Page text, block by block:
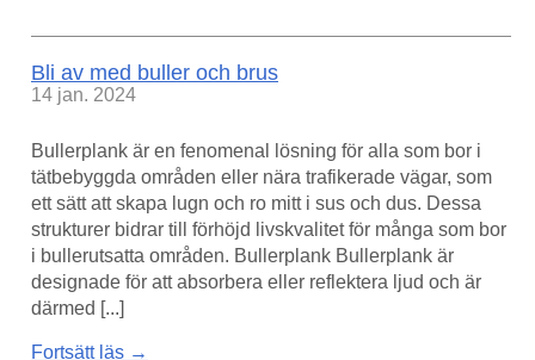
Bli av med buller och brus
14 jan. 2024
Bullerplank är en fenomenal lösning för alla som bor i
tätbebyggda områden eller nära trafikerade vägar, som
ett sätt att skapa lugn och ro mitt i sus och dus. Dessa
strukturer bidrar till förhöjd livskvalitet för många som bor
i bullerutsatta områden. Bullerplank Bullerplank är
designade för att absorbera eller reflektera ljud och är
därmed [...]
Fortsätt läs →